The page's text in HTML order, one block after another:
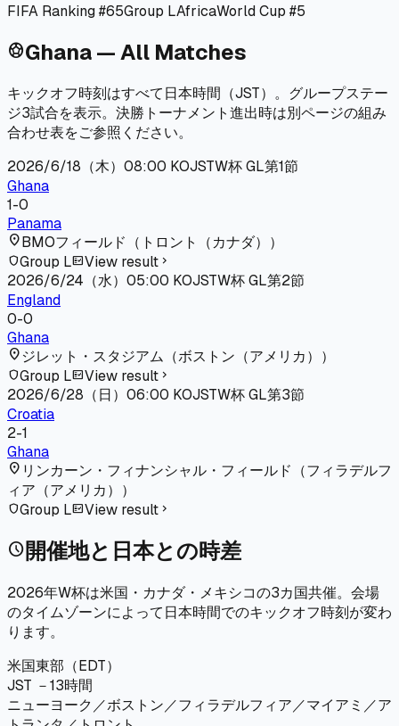
FIFA Ranking #65Group LAfricaWorld Cup #5
sports_soccerGhana — All Matches
キックオフ時刻はすべて日本時間（JST）。グループステー
ジ3試合を表示。決勝トーナメント進出時は別ページの組み
合わせ表をご参照ください。
2026/6/18（木） 08:00 KOJSTW杯 GL第1節
Ghana
1-0
Panama
location_onBMOフィールド （ トロント（カナダ） ）
shieldGroup Lfact_checkView result chevron_right
2026/6/24（水） 05:00 KOJSTW杯 GL第2節
England
0-0
Ghana
location_on ジレット・スタジアム （ボストン（アメリカ） ）
shieldGroup Lfact_checkView result chevron_right
2026/6/28（日） 06:00 KOJSTW杯 GL第3節
Croatia
2-1
Ghana
location_on リンカーン・フィナンシャル・フィールド （フィラデルフ
ィア（アメリカ） ）
shieldGroup Lfact_checkView result chevron_right
schedule開催地と日本との時差
2026年W杯は米国・カナダ・メキシコの3カ国共催。会場
のタイムゾーンによって日本時間でのキックオフ時刻が変わ
ります。
米国東部（EDT）
JST －13時間
ニューヨーク／ボストン／フィラデルフィア／マイアミ／ア